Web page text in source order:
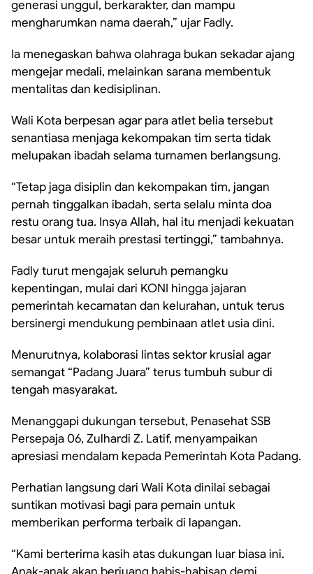
generasi unggul, berkarakter, dan mampu
mengharumkan nama daerah,” ujar Fadly.
Ia menegaskan bahwa olahraga bukan sekadar ajang
mengejar medali, melainkan sarana membentuk
mentalitas dan kedisiplinan.
Wali Kota berpesan agar para atlet belia tersebut
senantiasa menjaga kekompakan tim serta tidak
melupakan ibadah selama turnamen berlangsung.
“Tetap jaga disiplin dan kekompakan tim, jangan
pernah tinggalkan ibadah, serta selalu minta doa
restu orang tua. Insya Allah, hal itu menjadi kekuatan
besar untuk meraih prestasi tertinggi,” tambahnya.
Fadly turut mengajak seluruh pemangku
kepentingan, mulai dari KONI hingga jajaran
pemerintah kecamatan dan kelurahan, untuk terus
bersinergi mendukung pembinaan atlet usia dini.
Menurutnya, kolaborasi lintas sektor krusial agar
semangat “Padang Juara” terus tumbuh subur di
tengah masyarakat.
Menanggapi dukungan tersebut, Penasehat SSB
Persepaja 06, Zulhardi Z. Latif, menyampaikan
apresiasi mendalam kepada Pemerintah Kota Padang.
Perhatian langsung dari Wali Kota dinilai sebagai
suntikan motivasi bagi para pemain untuk
memberikan performa terbaik di lapangan.
“Kami berterima kasih atas dukungan luar biasa ini.